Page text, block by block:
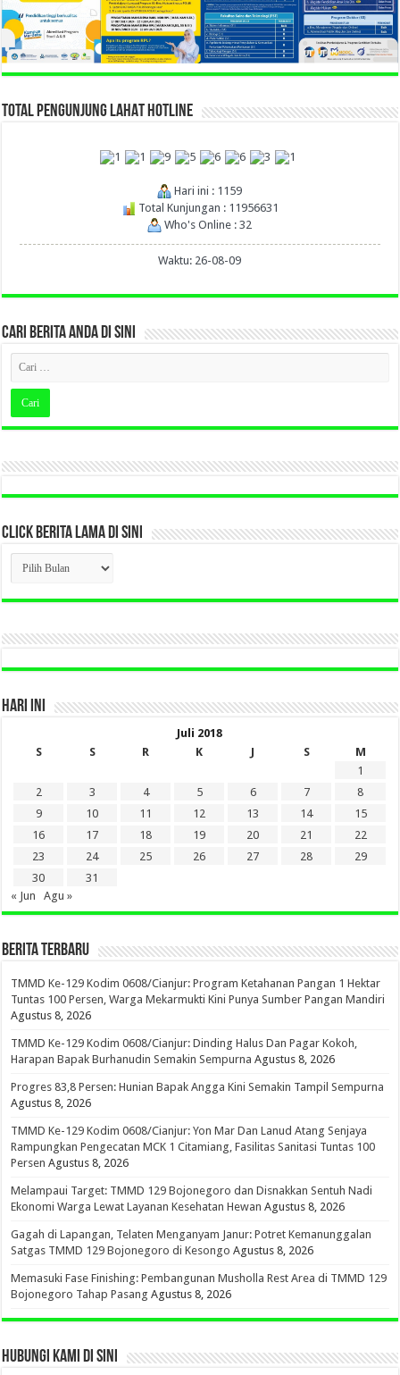
TOTAL PENGUNJUNG LAHAT HOTLINE
Hari ini : 1159
Total Kunjungan : 11956631
Who's Online : 32
Waktu: 26-08-09
CARI BERITA ANDA DI SINI
CLICK BERITA LAMA DI SINI
CLICK
BERITA
LAMA
DI
HARI INI
Juli 2018
S
S R K J S
M
1
2
3 4 5 6 7
8
9
10 11 12 13 14
15
16
17 18 19 20 21
22
23
24 25 26 27 28
29
30
31
« Jun
Agu »
BERITA TERBARU
TMMD Ke-129 Kodim 0608/Cianjur: Program Ketahanan Pangan 1 Hektar
Tuntas 100 Persen, Warga Mekarmukti Kini Punya Sumber Pangan Mandiri
Agustus 8, 2026
TMMD Ke-129 Kodim 0608/Cianjur: Dinding Halus Dan Pagar Kokoh,
Harapan Bapak Burhanudin Semakin Sempurna Agustus 8, 2026
Progres 83,8 Persen: Hunian Bapak Angga Kini Semakin Tampil Sempurna
Agustus 8, 2026
TMMD Ke-129 Kodim 0608/Cianjur: Yon Mar Dan Lanud Atang Senjaya
Rampungkan Pengecatan MCK 1 Citamiang, Fasilitas Sanitasi Tuntas 100
Persen Agustus 8, 2026
Melampaui Target: TMMD 129 Bojonegoro dan Disnakkan Sentuh Nadi
Ekonomi Warga Lewat Layanan Kesehatan Hewan Agustus 8, 2026
Gagah di Lapangan, Telaten Menganyam Janur: Potret Kemanunggalan
Satgas TMMD 129 Bojonegoro di Kesongo Agustus 8, 2026
Memasuki Fase Finishing: Pembangunan Musholla Rest Area di TMMD 129
Bojonegoro Tahap Pasang Agustus 8, 2026
HUBUNGI KAMI DI SINI